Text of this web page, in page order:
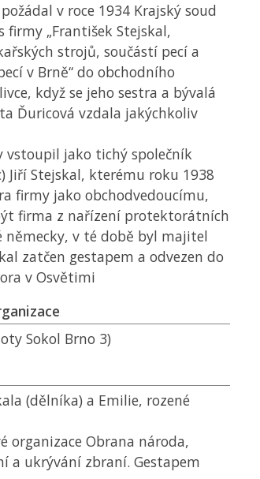
v roce 1934 Krajský soud
firmy „František Stejskal,
strojů, součástí pecí a
v Brně“ do obchodního
když se jeho sestra a bývalá
Ďuricová vzdala jakýchkoliv
vstoupil jako tichý společník
Jiří Stejskal, kterému roku 1938
firmy jako obchodvedoucímu,
firma z nařízení protektorátních
německy, v té době byl majitel
zatčen gestapem a odvezen do
v Osvětimi
Sokol Brno 3)
(dělníka) a Emilie, rozené
organizace Obrana národa,
a ukrývání zbraní. Gestapem